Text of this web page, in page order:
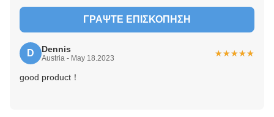
ΓΡΆΨΤΕ ΕΠΙΣΚΌΠΗΣΗ
D Dennis
Austria - May 18.2023 ★★★★★
★★★★★
good product！